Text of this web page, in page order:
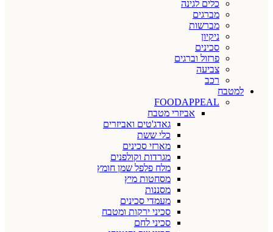
כלים לגינה
מברגים
מברשות
ניקיון
סכינים
פרזול וברגים
צביעה
רכב
למטבח
FOODAPPEAL
אביזרי מטבח
גאדג'טים ואביזרים
כלי ששת
מארזי סכינים
מגרדות וקולפנים
מלח פלפל שמן חומץ
מסחטות מיץ
מסננות
מעמדי סכינים
סכיני ירקות ומטבח
סכיני לחם